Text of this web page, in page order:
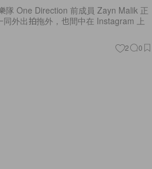
隊 One Direction 前成員 Zayn Malik 正
外出拍拖外，也間中在 Instagram 上
2 0